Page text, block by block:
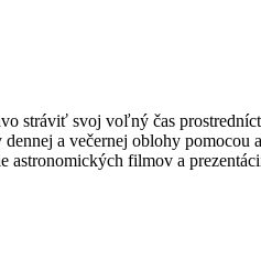
svoj voľný čas
a večernej oblohy
astronomických filmov a